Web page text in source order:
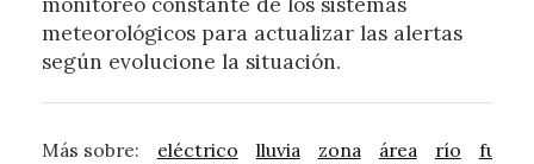
meteorológicos para actualizar las alertas
según evolucione la situación.
Más sobre: eléctrico lluvia zona área río fuerte